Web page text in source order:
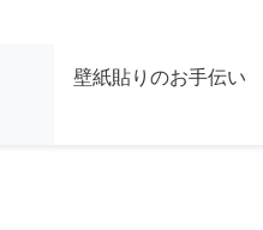
壁紙貼りのお手伝い